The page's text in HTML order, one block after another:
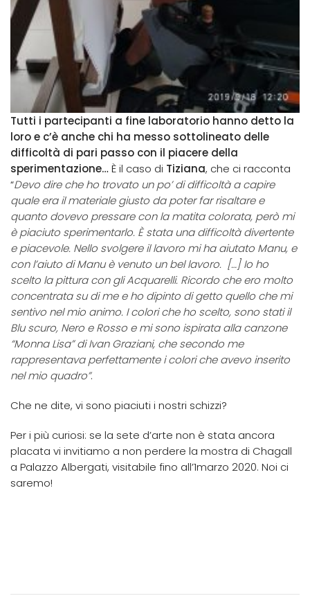
Tutti i partecipanti a fine laboratorio hanno detto la
loro e c’è anche chi ha messo sottolineato delle
difficoltà di pari passo con il piacere della
sperimentazione…È il caso di Tiziana, che ci racconta
“Devo dire che ho trovato un po’ di difficoltà a capire
quale era il materiale giusto da poter far risaltare e
quanto dovevo pressare con la matita colorata, però mi
è piaciuto sperimentarlo. È stata una difficoltà divertente
e piacevole. Nello svolgere il lavoro mi ha aiutato Manu, e
con l’aiuto di Manu è venuto un bel lavoro. […] Io ho
scelto la pittura con gli Acquarelli. Ricordo che ero molto
concentrata su di me e ho dipinto di getto quello che mi
sentivo nel mio animo. I colori che ho scelto, sono stati il
Blu scuro, Nero e Rosso e mi sono ispirata alla canzone
“Monna Lisa” di Ivan Graziani, che secondo me
rappresentava perfettamente i colori che avevo inserito
nel mio quadro”.
Che ne dite, vi sono piaciuti i nostri schizzi?
Per i più curiosi: se la sete d’arte non è stata ancora
placata vi invitiamo a non perdere la mostra di Chagall
a Palazzo Albergati, visitabile fino all’1marzo 2020. Noi ci
saremo!